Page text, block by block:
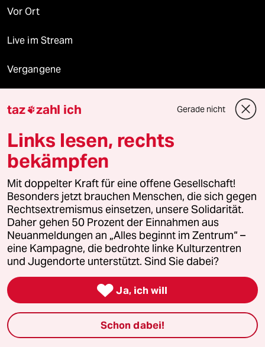
Vor Ort
Live im Stream
Vergangene
Mehr taz Lesestoff
taz Blogs
taz FUTURZWEI
Le Monde diplomatique
taz Archiv
Mehr taz Angebote
taz zahl ich Gerade nicht
Links lesen, rechts
bekämpfen
Mit doppelter Kraft für eine offene Gesellschaft!
Besonders jetzt brauchen Menschen, die sich gegen
Rechtsextremismus einsetzen, unsere Solidarität.
Daher gehen 50 Prozent der Einnahmen aus
Neuanmeldungen an „Alles beginnt im Zentrum“ –
eine Kampagne, die bedrohte linke Kulturzentren
und Jugendorte unterstützt. Sind Sie dabei?
 Ja, ich will
Schon dabei!